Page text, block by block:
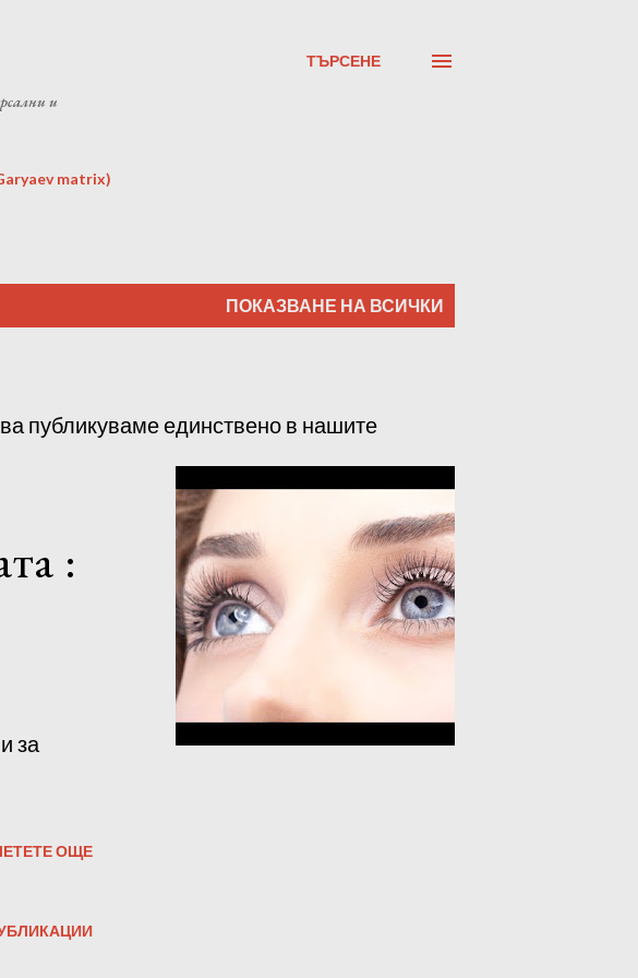
и
ТЪРСЕНЕ
matrix)
ПОКАЗВАНЕ НА ВСИЧКИ
публикуваме единствено в нашите
:
за
ОЩЕ